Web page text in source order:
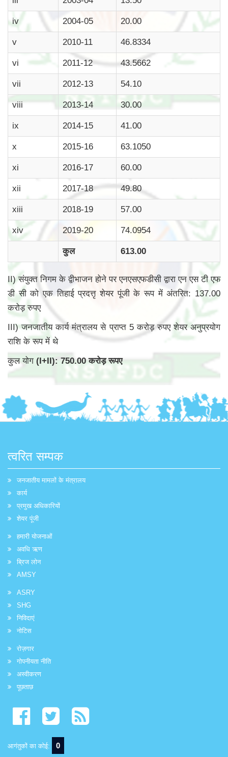
iv 2004-05 20.00
v 2010-11 46.8334
vi 2011-12 43.5662
vii 2012-13 54.10
viii 2013-14 30.00
ix 2014-15 41.00
x 2015-16 63.1050
xi 2016-17 60.00
xii 2017-18 49.80
xiii 2018-19 57.00
xiv 2019-20 74.0954
कुल 613.00
II) संयुक्त निगम के द्वीभाजन होने पर एनएसएफडीसी द्वारा एन एस टी एफ
डी सी को एक तिहाई प्रदत्तृ शेयर पूंजी के रूप में अंतरित: 137.00
करोड़ रुपए
III) जनजातीय कार्य मंत्रालय से प्राप्त 5 करोड़ रुपए शेयर अनुप्रयोग
राशि के रूप में थे
कुल योग (I+II): 750.00 करोड़ रूपए
त्वरित सम्पक
जनजातीय मामलों के मंत्रालय
कार्य
प्रमुख अधिकारियों
शेयर पूंजी
हमारी योजनाओं
अवधि ऋण
ब्रिज लोन
AMSY
ASRY
SHG
निविदाएं
नोटिस
रोज़गार
गोपनीयता नीति
अस्वीकरण
पूछताछ
आगंतुकों का कोई: 0